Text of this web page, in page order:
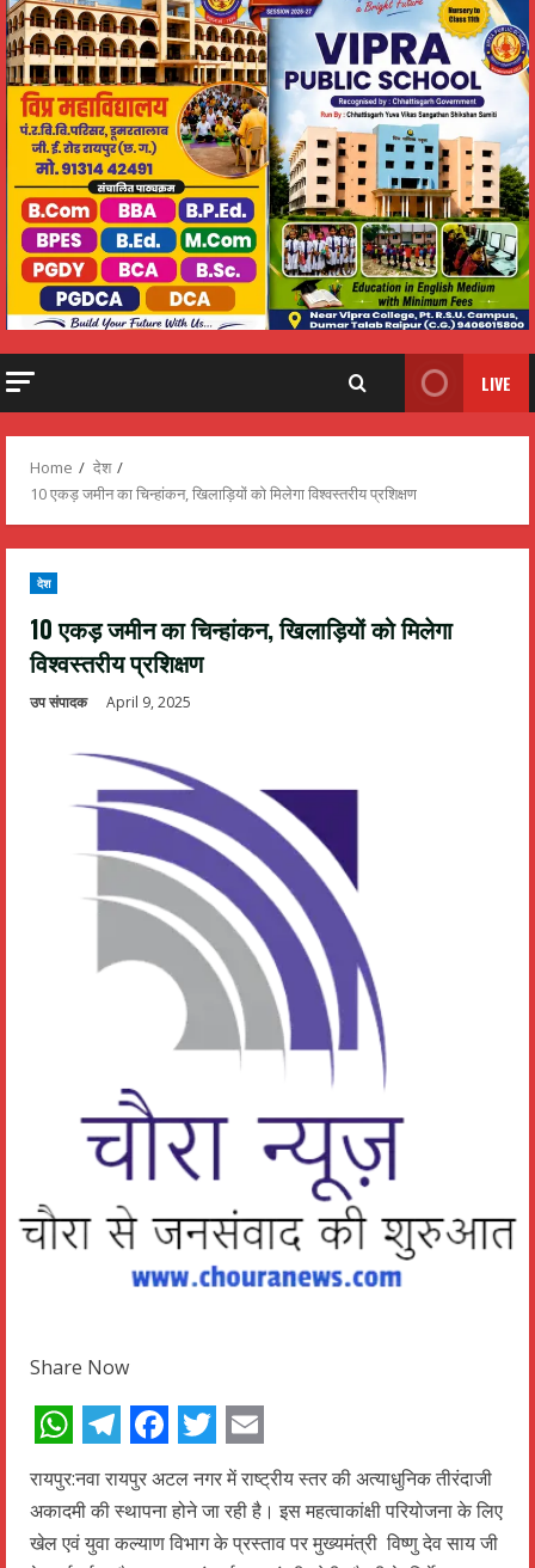
LIVE
Home
देश
10 एकड़ जमीन का चिन्हांकन, खिलाड़ियों को मिलेगा विश्वस्तरीय प्रशिक्षण
देश
10 एकड़ जमीन का चिन्हांकन, खिलाड़ियों को मिलेगा
विश्वस्तरीय प्रशिक्षण
उप संपादक April 9, 2025
Share Now
WhatsApp
Telegram
Facebook
Twitter
Email
रायपुर:नवा रायपुर अटल नगर में राष्ट्रीय स्तर की अत्याधुनिक तीरंदाजी
अकादमी की स्थापना होने जा रही है। इस महत्वाकांक्षी परियोजना के लिए
खेल एवं युवा कल्याण विभाग के प्रस्ताव पर मुख्यमंत्री विष्णु देव साय जी